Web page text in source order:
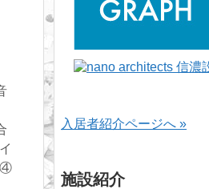
④
入居者紹介ページへ »
施設紹介